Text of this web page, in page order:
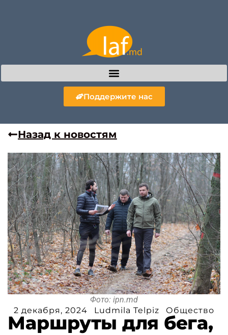
Поддержите нас
Назад к новостям
Фото: ipn.md
2 декабря, 2024
Ludmila Telpiz Общество
Маршруты для бега,